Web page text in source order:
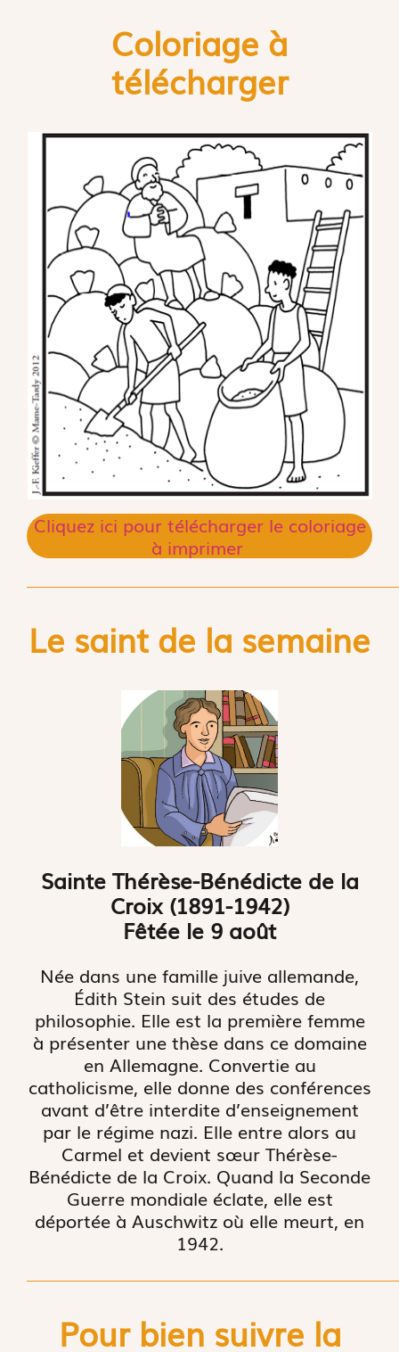
Coloriage à
télécharger
Cliquez ici pour télécharger le coloriage
à imprimer
Le saint de la semaine
Sainte Thérèse-Bénédicte de la
Croix (1891-1942)
Fêtée le 9 août
Née dans une famille juive allemande,
Édith Stein suit des études de
philosophie. Elle est la première femme
à présenter une thèse dans ce domaine
en Allemagne. Convertie au
catholicisme, elle donne des conférences
avant d’être interdite d’enseignement
par le régime nazi. Elle entre alors au
Carmel et devient sœur Thérèse-
Bénédicte de la Croix. Quand la Seconde
Guerre mondiale éclate, elle est
déportée à Auschwitz où elle meurt, en
1942.
Pour bien suivre la